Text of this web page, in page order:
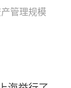
管理规模